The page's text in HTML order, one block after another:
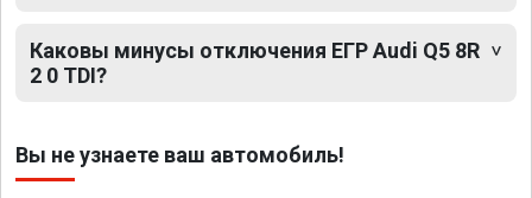
Каковы минусы отключения ЕГР Audi Q5 8R
2 0 TDI?
Вы не узнаете ваш автомобиль!